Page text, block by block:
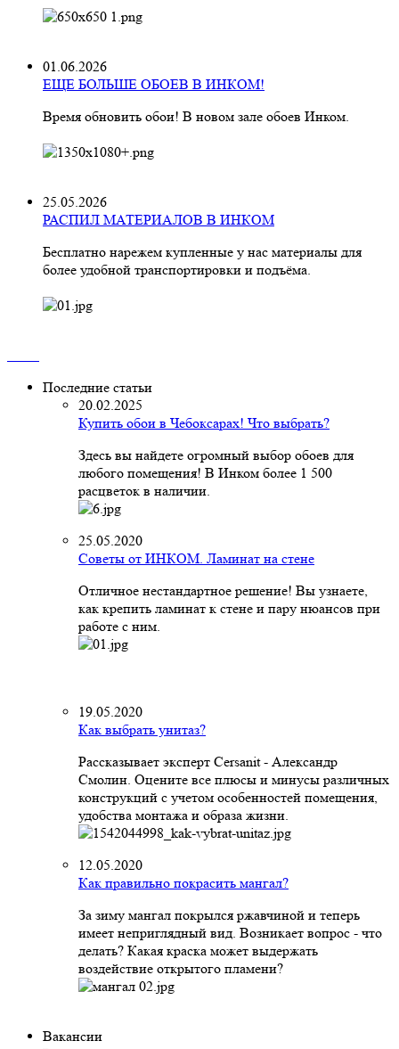
01.06.2026
ЕЩЕ БОЛЬШЕ ОБОЕВ В ИНКОМ!
Время обновить обои! В новом зале обоев Инком.
25.05.2026
РАСПИЛ МАТЕРИАЛОВ В ИНКОМ
Бесплатно нарежем купленные у нас материалы для
более удобной транспортировки и подъёма.
Последние статьи
20.02.2025
Купить обои в Чебоксарах! Что выбрать?
Здесь вы найдете огромный выбор обоев для
любого помещения! В Инком более 1 500
расцветок в наличии.
25.05.2020
Советы от ИНКОМ. Ламинат на стене
Отличное нестандартное решение! Вы узнаете,
как крепить ламинат к стене и пару нюансов при
работе с ним.
19.05.2020
Как выбрать унитаз?
Рассказывает эксперт Cersanit - Александр
Смолин. Оцените все плюсы и минусы различных
конструкций с учетом особенностей помещения,
удобства монтажа и образа жизни.
12.05.2020
Как правильно покрасить мангал?
За зиму мангал покрылся ржавчиной и теперь
имеет неприглядный вид. Возникает вопрос - что
делать? Какая краска может выдержать
воздействие открытого пламени?
Вакансии